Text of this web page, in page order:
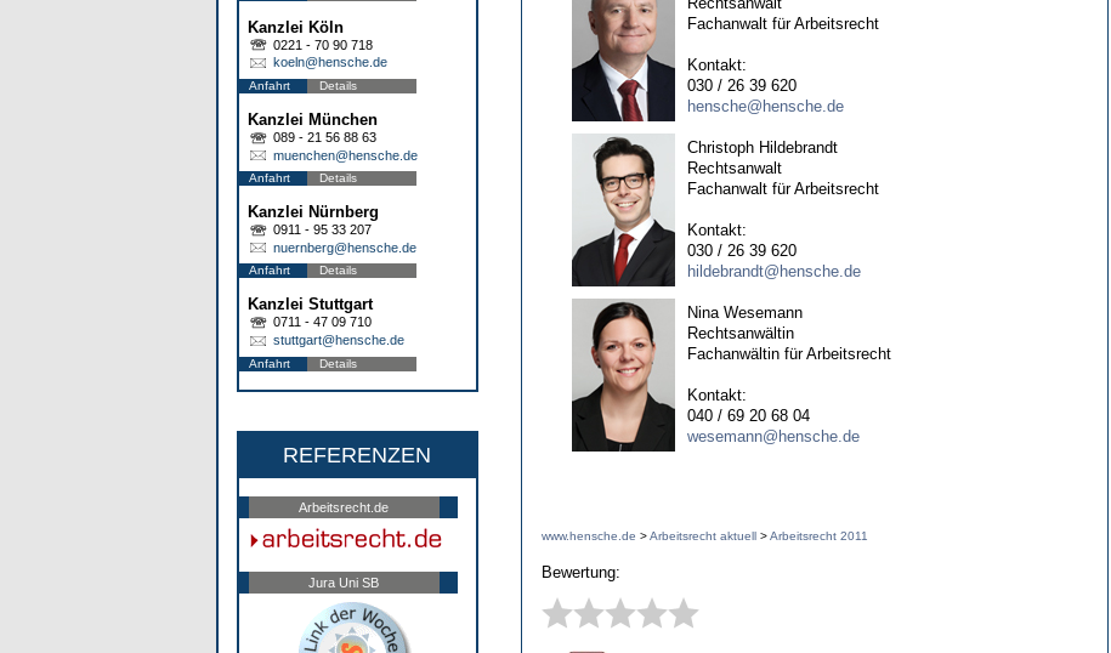
Kanzlei Köln
0221 - 70 90 718
koeln@hensche.de
Anfahrt Details
Kanzlei München
089 - 21 56 88 63
muenchen@hensche.de
Anfahrt Details
Kanzlei Nürnberg
0911 - 95 33 207
nuernberg@hensche.de
Anfahrt Details
Kanzlei Stuttgart
0711 - 47 09 710
stuttgart@hensche.de
Anfahrt Details
REFERENZEN
Arbeitsrecht.de
Jura Uni SB
Fachanwalt für Arbeitsrecht
Kontakt:
030 / 26 39 620
hensche@hensche.de
Christoph Hildebrandt
Rechtsanwalt
Fachanwalt für Arbeitsrecht
Kontakt:
030 / 26 39 620
hildebrandt@hensche.de
Nina Wesemann
Rechtsanwältin
Fachanwältin für Arbeitsrecht
Kontakt:
040 / 69 20 68 04
wesemann@hensche.de
www.hensche.de >Arbeitsrecht aktuell >Arbeitsrecht 2011
Bewertung: